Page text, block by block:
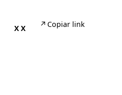
X X ↗ Copiar link